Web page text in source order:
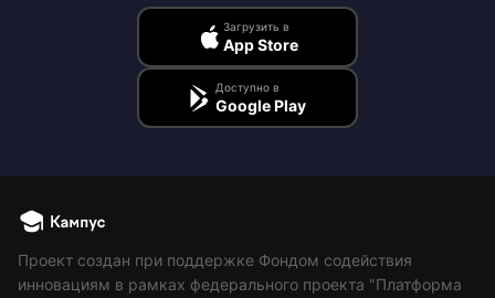
Загрузить в
App Store
Доступно в
Google Play
Проект создан при поддержке Фондом содействия
инновациям в рамках федерального проекта "Платформа